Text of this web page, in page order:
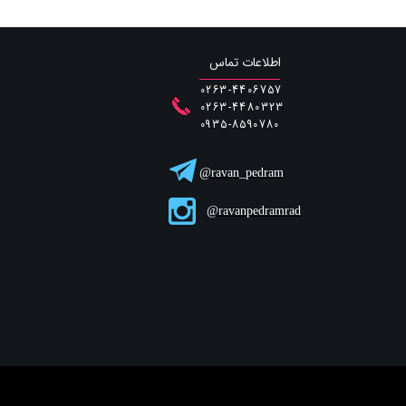
اطلاعات تماس
0263-4406757
0263-4480323
ravan_pedram@
ravanpedramrad@